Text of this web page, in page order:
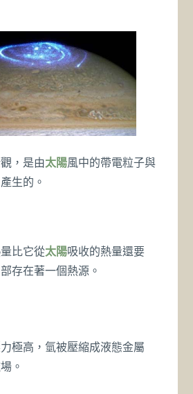
，是由太陽風中的帶電粒子與
生的。
比它從太陽吸收的熱量還要
存在著一個熱源。
極高，氫被壓縮成液態金屬
。